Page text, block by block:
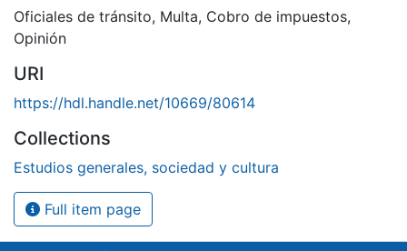
Oficiales de tránsito, Multa, Cobro de impuestos,
Opinión
URI
https://hdl.handle.net/10669/80614
Collections
Estudios generales, sociedad y cultura
Full item page